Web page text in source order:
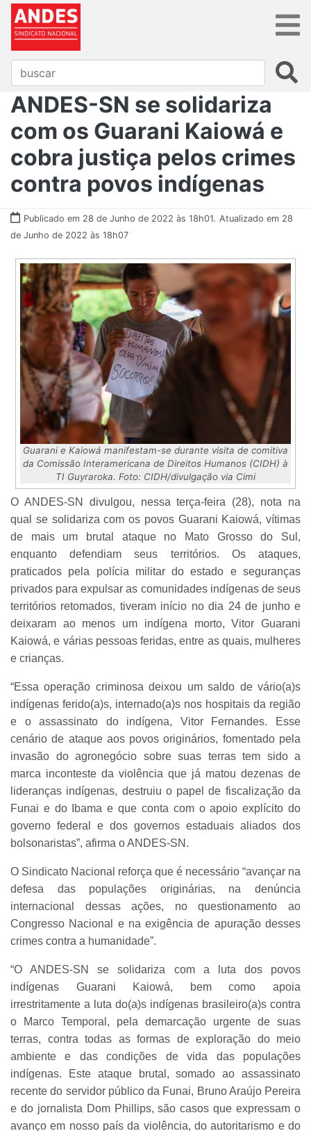
ANDES-SN se solidariza
com os Guarani Kaiowá e
cobra justiça pelos crimes
contra povos indígenas
Publicado em 28 de Junho de 2022 às 18h01. Atualizado em 28
de Junho de 2022 às 18h07
Guarani e Kaiowá manifestam-se durante visita de comitiva
da Comissão Interamericana de Direitos Humanos (CIDH) à
TI Guyraroka. Foto: CIDH/divulgação via Cimi
O ANDES-SN divulgou, nessa terça-feira (28), nota na
qual se solidariza com os povos Guarani Kaiowá, vítimas
de mais um brutal ataque no Mato Grosso do Sul,
enquanto defendiam seus territórios. Os ataques,
praticados pela polícia militar do estado e seguranças
privados para expulsar as comunidades indígenas de seus
territórios retomados, tiveram início no dia 24 de junho e
deixaram ao menos um indígena morto, Vitor Guarani
Kaiowá, e várias pessoas feridas, entre as quais, mulheres
e crianças.
“Essa operação criminosa deixou um saldo de vário(a)s
indígenas ferido(a)s, internado(a)s nos hospitais da região
e o assassinato do indígena, Vitor Fernandes. Esse
cenário de ataque aos povos originários, fomentado pela
invasão do agronegócio sobre suas terras tem sido a
marca inconteste da violência que já matou dezenas de
lideranças indígenas, destruiu o papel de fiscalização da
Funai e do Ibama e que conta com o apoio explícito do
governo federal e dos governos estaduais aliados dos
bolsonaristas”, afirma o ANDES-SN.
O Sindicato Nacional reforça que é necessário “avançar na
defesa das populações originárias, na denúncia
internacional dessas ações, no questionamento ao
Congresso Nacional e na exigência de apuração desses
crimes contra a humanidade”.
“O ANDES-SN se solidariza com a luta dos povos
indígenas Guarani Kaiowá, bem como apoia
irrestritamente a luta do(a)s indígenas brasileiro(a)s contra
o Marco Temporal, pela demarcação urgente de suas
terras, contra todas as formas de exploração do meio
ambiente e das condições de vida das populações
indígenas. Este ataque brutal, somado ao assassinato
recente do servidor público da Funai, Bruno Araújo Pereira
e do jornalista Dom Phillips, são casos que expressam o
avanço em nosso país da violência, do autoritarismo e do